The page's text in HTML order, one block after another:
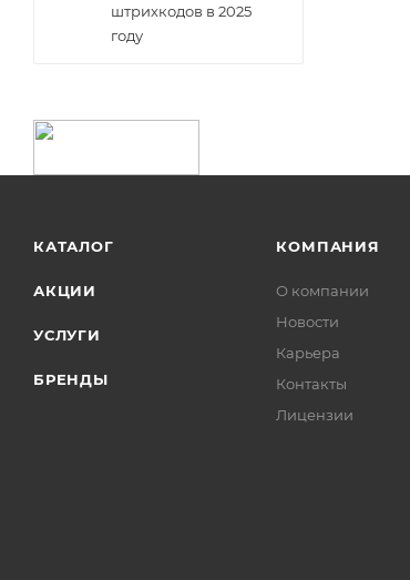
штрихкодов в 2025
году
КАТАЛОГ
АКЦИИ
УСЛУГИ
БРЕНДЫ
КОМПАНИЯ
О компании
Новости
Карьера
Контакты
Лицензии